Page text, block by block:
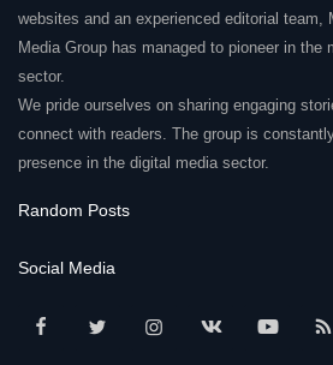
websites and an experienced editorial team,
Media Group has managed to pioneer in the
sector.
We pride ourselves on sharing engaging
connect with readers. The group is
presence in the digital media sector.
Random Posts
Social Media